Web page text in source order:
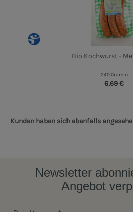
Bio Kochwurst -
240 Gramm
6,69 €
Kunden haben sich ebenfalls
Newsletter
Angebot